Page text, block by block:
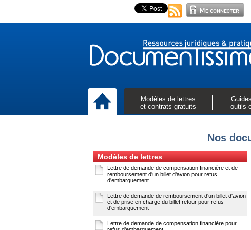
Modèles de lettres
et contrats gratuits
outils
Nos
Modèles de lettres
Lettre de demande de compensation financière et de
remboursement d'un billet d'avion pour refus
d'embarquement
Lettre de demande de remboursement d'un billet d'avion
et de prise en charge du billet retour pour refus
d'embarquement
Lettre de demande de compensation financière pour